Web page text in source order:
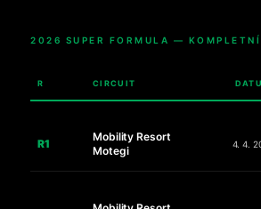
2026 SUPER FORMULA — KOMPLETNÍ
R CIRCUIT
R1
Mobility Resort
Motegi
4. 4.